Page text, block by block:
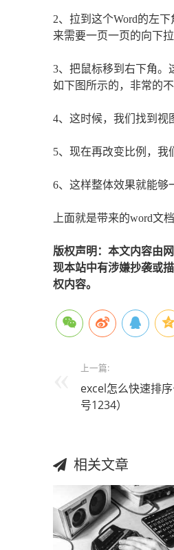
2、拉到这个Word的左
来需要一页一页的向下拉
3、把鼠标移到右下角。
如下图所示的，非常的不
4、这时候，我们找到视
5、现在再改变比例，我
6、这样整体效果就能够
上面就是带来的word文
版权声明：本文内容由
现本站中有涉嫌抄袭或
权内容。
上一篇:
excel怎么快速排
号1234）
相关文章